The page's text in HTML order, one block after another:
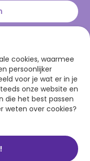
cookies, waarmee
persoonlijker
voor je wat er in je
onze website en
die het best passen
weten over cookies?